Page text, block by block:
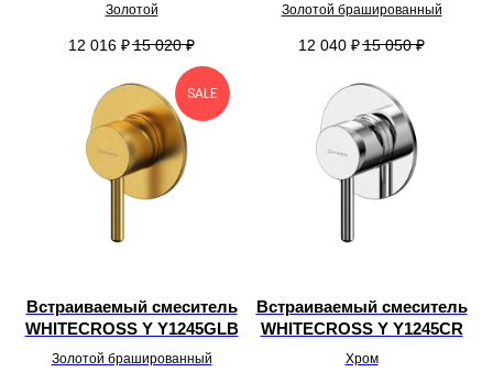
Золотой
12 016 ₽15 020 ₽
Золотой брашированный
12 040 ₽15 050 ₽
SALE
Встраиваемый смеситель
WHITECROSS Y Y1245GLB
Золотой брашированный
Встраиваемый смеситель
WHITECROSS Y Y1245CR
Хром